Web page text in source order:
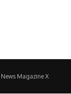
News Magazine X